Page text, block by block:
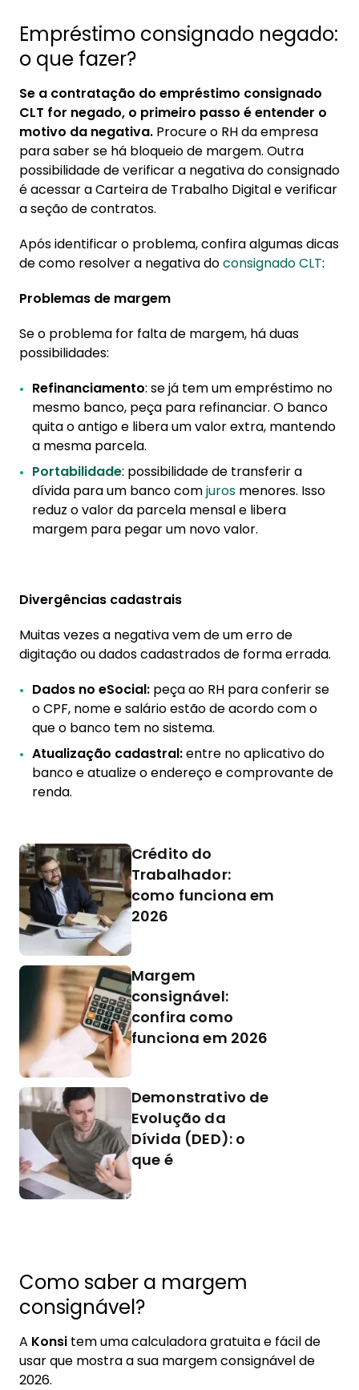
Empréstimo consignado negado:
o que fazer?
Se a contratação do empréstimo consignado
CLT for negado, o primeiro passo é entender o
motivo da negativa. Procure o RH da empresa
para saber se há bloqueio de margem. Outra
possibilidade de verificar a negativa do consignado
é acessar a Carteira de Trabalho Digital e verificar
a seção de contratos.
Após identificar o problema, confira algumas dicas
de como resolver a negativa doconsignado CLT:
Problemas de margem
Se o problema for falta de margem, há duas
possibilidades:
Refinanciamento: se já tem um empréstimo no
mesmo banco, peça para refinanciar. O banco
quita o antigo e libera um valor extra, mantendo
a mesma parcela.
Portabilidade: possibilidade de transferir a
dívida para um banco comjuros menores. Isso
reduz o valor da parcela mensal e libera
margem para pegar um novo valor.
Divergências cadastrais
Muitas vezes a negativa vem de um erro de
digitação ou dados cadastrados de forma errada.
Dados no eSocial: peça ao RH para conferir se
o CPF, nome e salário estão de acordo com o
que o banco tem no sistema.
Atualização cadastral:entre no aplicativo do
banco e atualize o endereço e comprovante de
renda.
Crédito do
Trabalhador:
como funciona em
2026
Margem
consignável:
confira como
funciona em 2026
Demonstrativo de
Evolução da
Dívida (DED): o
que é
Como saber a margem
consignável?
A Konsi tem uma calculadora gratuita e fácil de
usar que mostra a sua margem consignável de
2026.